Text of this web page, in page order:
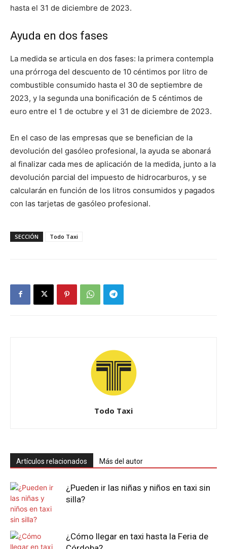
hasta el 31 de diciembre de 2023.
Ayuda en dos fases
La medida se articula en dos fases: la primera contempla
una prórroga del descuento de 10 céntimos por litro de
combustible consumido hasta el 30 de septiembre de
2023, y la segunda una bonificación de 5 céntimos de
euro entre el 1 de octubre y el 31 de diciembre de 2023.
En el caso de las empresas que se benefician de la
devolución del gasóleo profesional, la ayuda se abonará
al finalizar cada mes de aplicación de la medida, junto a la
devolución parcial del impuesto de hidrocarburos, y se
calcularán en función de los litros consumidos y pagados
con las tarjetas de gasóleo profesional.
SECCIÓN Todo Taxi
Todo Taxi
Artículos relacionados Más del autor
¿Pueden ir las niñas y niños en taxi sin
silla?
¿Cómo llegar en taxi hasta la Feria de